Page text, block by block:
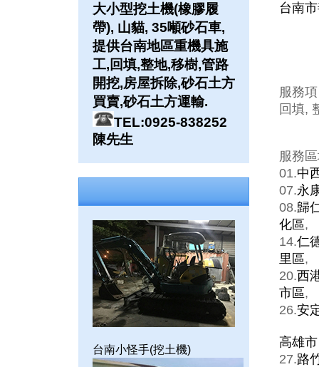
大小型挖土機(橡膠履
帶), 山貓, 35噸砂石車,
提供台南地區重機具施
工,回填,整地,移樹,管路
開挖,房屋拆除,砂石土方
買賣,砂石土方運輸.
TEL:0925-838252
陳先生
台南小怪手(挖土機)
台南
服務
回填,
服務
01.中
07.永
08.歸
化區,
14.仁
里區,
20.西
市區,
26.安
高雄市
27.路